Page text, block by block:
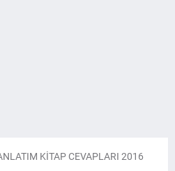
KİTAP CEVAPLARI 2016